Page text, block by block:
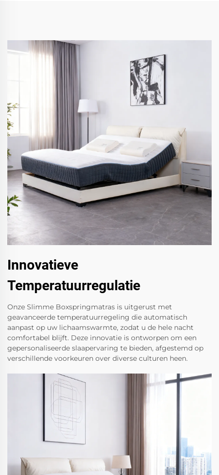
Innovatieve
Temperatuurregulatie
Onze Slimme Boxspringmatras is uitgerust met
geavanceerde temperatuurregeling die automatisch
aanpast op uw lichaamswarmte, zodat u de hele nacht
comfortabel blijft. Deze innovatie is ontworpen om een
gepersonaliseerde slaapervaring te bieden, afgestemd op
verschillende voorkeuren over diverse culturen heen.